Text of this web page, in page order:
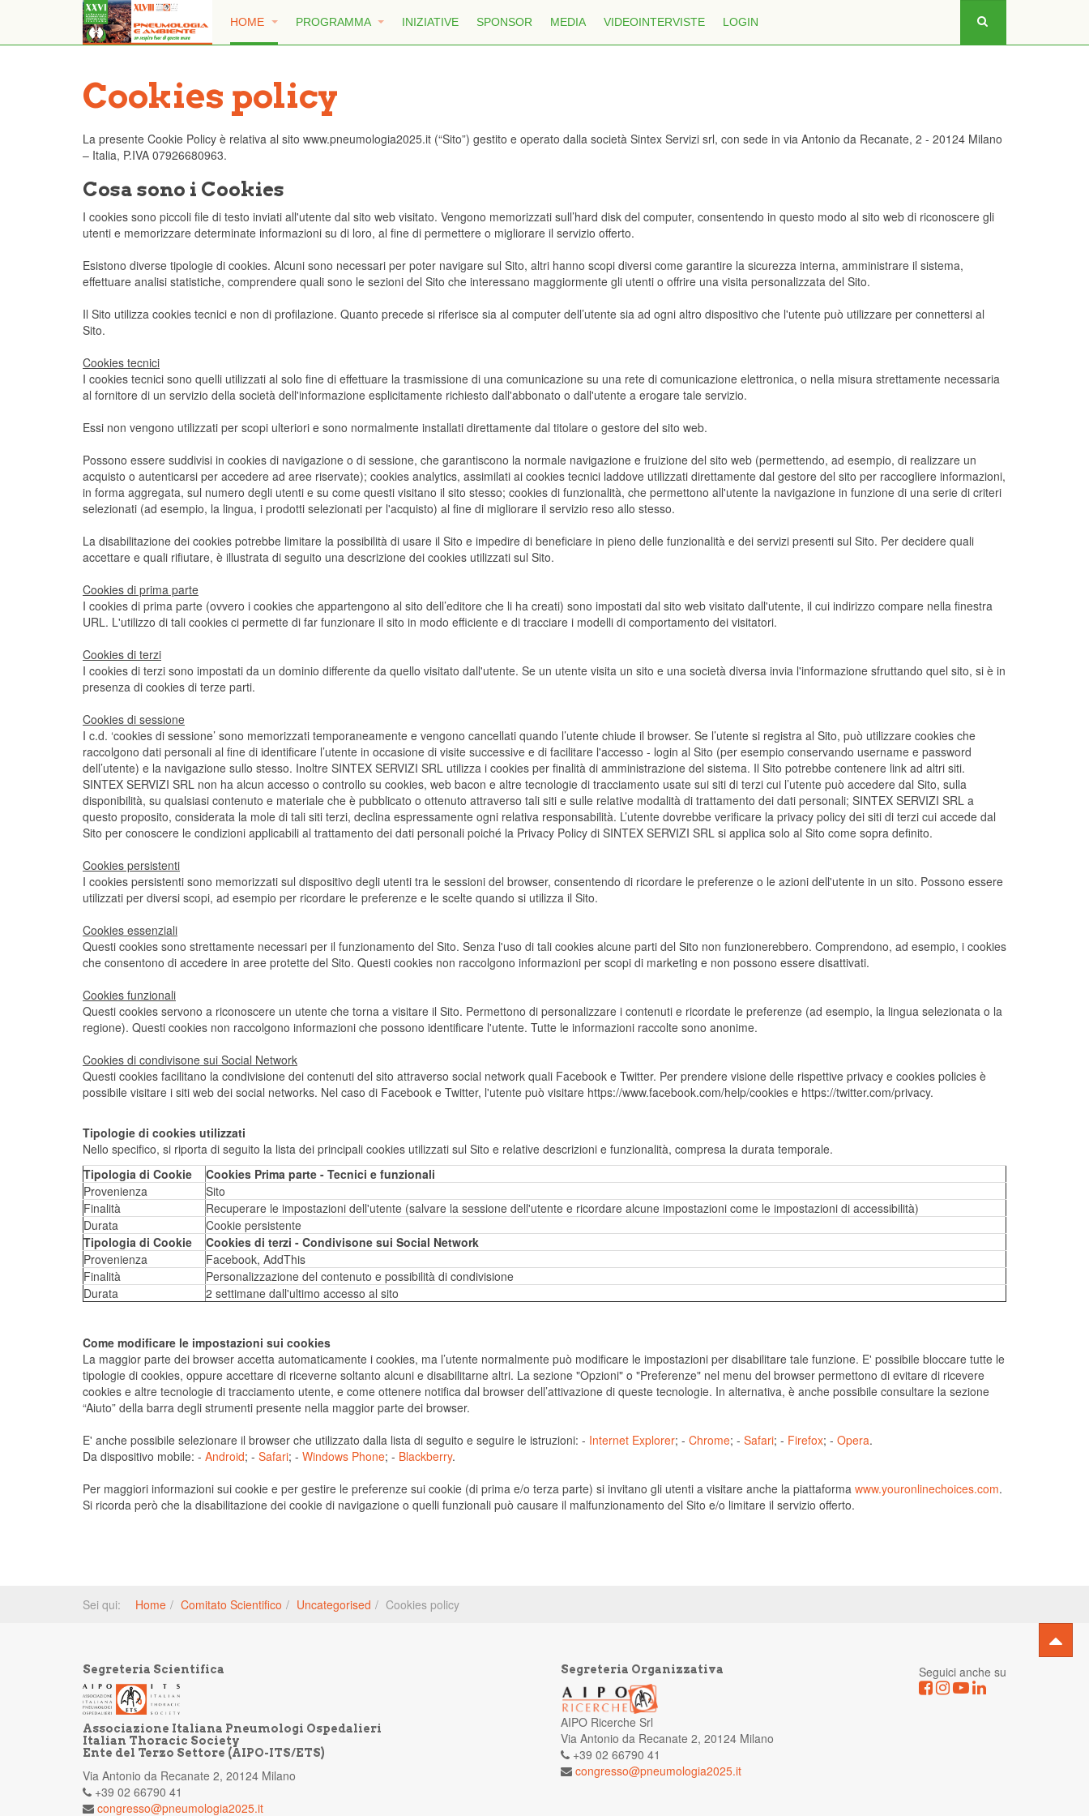
HOME PROGRAMMA INIZIATIVE SPONSOR MEDIA VIDEOINTERVISTE LOGIN
Cookies policy
La presente Cookie Policy è relativa al sito www.pneumologia2025.it (“Sito”) gestito e operato dalla società Sintex Servizi srl, con sede in via Antonio da Recanate, 2 - 20124 Milano
– Italia, P.IVA 07926680963.
Cosa sono i Cookies
I cookies sono piccoli file di testo inviati all'utente dal sito web visitato. Vengono memorizzati sull’hard disk del computer, consentendo in questo modo al sito web di riconoscere gli
utenti e memorizzare determinate informazioni su di loro, al fine di permettere o migliorare il servizio offerto.
Esistono diverse tipologie di cookies. Alcuni sono necessari per poter navigare sul Sito, altri hanno scopi diversi come garantire la sicurezza interna, amministrare il sistema,
effettuare analisi statistiche, comprendere quali sono le sezioni del Sito che interessano maggiormente gli utenti o offrire una visita personalizzata del Sito.
Il Sito utilizza cookies tecnici e non di profilazione. Quanto precede si riferisce sia al computer dell’utente sia ad ogni altro dispositivo che l'utente può utilizzare per connettersi al
Sito.
Cookies tecnici
I cookies tecnici sono quelli utilizzati al solo fine di effettuare la trasmissione di una comunicazione su una rete di comunicazione elettronica, o nella misura strettamente necessaria
al fornitore di un servizio della società dell'informazione esplicitamente richiesto dall'abbonato o dall'utente a erogare tale servizio.
Essi non vengono utilizzati per scopi ulteriori e sono normalmente installati direttamente dal titolare o gestore del sito web.
Possono essere suddivisi in cookies di navigazione o di sessione, che garantiscono la normale navigazione e fruizione del sito web (permettendo, ad esempio, di realizzare un
acquisto o autenticarsi per accedere ad aree riservate); cookies analytics, assimilati ai cookies tecnici laddove utilizzati direttamente dal gestore del sito per raccogliere informazioni,
in forma aggregata, sul numero degli utenti e su come questi visitano il sito stesso; cookies di funzionalità, che permettono all'utente la navigazione in funzione di una serie di criteri
selezionati (ad esempio, la lingua, i prodotti selezionati per l'acquisto) al fine di migliorare il servizio reso allo stesso.
La disabilitazione dei cookies potrebbe limitare la possibilità di usare il Sito e impedire di beneficiare in pieno delle funzionalità e dei servizi presenti sul Sito. Per decidere quali
accettare e quali rifiutare, è illustrata di seguito una descrizione dei cookies utilizzati sul Sito.
Cookies di prima parte
I cookies di prima parte (ovvero i cookies che appartengono al sito dell’editore che li ha creati) sono impostati dal sito web visitato dall'utente, il cui indirizzo compare nella finestra
URL. L'utilizzo di tali cookies ci permette di far funzionare il sito in modo efficiente e di tracciare i modelli di comportamento dei visitatori.
Cookies di terzi
I cookies di terzi sono impostati da un dominio differente da quello visitato dall'utente. Se un utente visita un sito e una società diversa invia l'informazione sfruttando quel sito, si è in
presenza di cookies di terze parti.
Cookies di sessione
I c.d. ‘cookies di sessione’ sono memorizzati temporaneamente e vengono cancellati quando l’utente chiude il browser. Se l’utente si registra al Sito, può utilizzare cookies che
raccolgono dati personali al fine di identificare l’utente in occasione di visite successive e di facilitare l'accesso - login al Sito (per esempio conservando username e password
dell’utente) e la navigazione sullo stesso. Inoltre SINTEX SERVIZI SRL utilizza i cookies per finalità di amministrazione del sistema. Il Sito potrebbe contenere link ad altri siti.
SINTEX SERVIZI SRL non ha alcun accesso o controllo su cookies, web bacon e altre tecnologie di tracciamento usate sui siti di terzi cui l’utente può accedere dal Sito, sulla
disponibilità, su qualsiasi contenuto e materiale che è pubblicato o ottenuto attraverso tali siti e sulle relative modalità di trattamento dei dati personali; SINTEX SERVIZI SRL a
questo proposito, considerata la mole di tali siti terzi, declina espressamente ogni relativa responsabilità. L’utente dovrebbe verificare la privacy policy dei siti di terzi cui accede dal
Sito per conoscere le condizioni applicabili al trattamento dei dati personali poiché la Privacy Policy di SINTEX SERVIZI SRL si applica solo al Sito come sopra definito.
Cookies persistenti
I cookies persistenti sono memorizzati sul dispositivo degli utenti tra le sessioni del browser, consentendo di ricordare le preferenze o le azioni dell'utente in un sito. Possono essere
utilizzati per diversi scopi, ad esempio per ricordare le preferenze e le scelte quando si utilizza il Sito.
Cookies essenziali
Questi cookies sono strettamente necessari per il funzionamento del Sito. Senza l'uso di tali cookies alcune parti del Sito non funzionerebbero. Comprendono, ad esempio, i cookies
che consentono di accedere in aree protette del Sito. Questi cookies non raccolgono informazioni per scopi di marketing e non possono essere disattivati.
Cookies funzionali
Questi cookies servono a riconoscere un utente che torna a visitare il Sito. Permettono di personalizzare i contenuti e ricordate le preferenze (ad esempio, la lingua selezionata o la
regione). Questi cookies non raccolgono informazioni che possono identificare l'utente. Tutte le informazioni raccolte sono anonime.
Cookies di condivisone sui Social Network
Questi cookies facilitano la condivisione dei contenuti del sito attraverso social network quali Facebook e Twitter. Per prendere visione delle rispettive privacy e cookies policies è
possibile visitare i siti web dei social networks. Nel caso di Facebook e Twitter, l'utente può visitare https://www.facebook.com/help/cookies e https://twitter.com/privacy.
Tipologie di cookies utilizzati
Nello specifico, si riporta di seguito la lista dei principali cookies utilizzati sul Sito e relative descrizioni e funzionalità, compresa la durata temporale.
Tipologia di Cookie
Cookies Prima parte - Tecnici e funzionali
Provenienza
Sito
Finalità
Recuperare le impostazioni dell'utente (salvare la sessione dell'utente e ricordare alcune impostazioni come le impostazioni di accessibilità)
Durata
Cookie persistente
Tipologia di Cookie
Cookies di terzi - Condivisone sui Social Network
Provenienza
Facebook, AddThis
Finalità
Personalizzazione del contenuto e possibilità di condivisione
Durata
2 settimane dall'ultimo accesso al sito
Come modificare le impostazioni sui cookies
La maggior parte dei browser accetta automaticamente i cookies, ma l’utente normalmente può modificare le impostazioni per disabilitare tale funzione. E' possibile bloccare tutte le
tipologie di cookies, oppure accettare di riceverne soltanto alcuni e disabilitarne altri. La sezione "Opzioni" o "Preferenze" nel menu del browser permettono di evitare di ricevere
cookies e altre tecnologie di tracciamento utente, e come ottenere notifica dal browser dell’attivazione di queste tecnologie. In alternativa, è anche possibile consultare la sezione
“Aiuto” della barra degli strumenti presente nella maggior parte dei browser.
E' anche possibile selezionare il browser che utilizzato dalla lista di seguito e seguire le istruzioni: - Internet Explorer; - Chrome; - Safari; - Firefox; - Opera.
Da dispositivo mobile: - Android; - Safari; - Windows Phone; - Blackberry.
Per maggiori informazioni sui cookie e per gestire le preferenze sui cookie (di prima e/o terza parte) si invitano gli utenti a visitare anche la piattaforma www.youronlinechoices.com.
Si ricorda però che la disabilitazione dei cookie di navigazione o quelli funzionali può causare il malfunzionamento del Sito e/o limitare il servizio offerto.
Sei qui: Home Comitato Scientifico Uncategorised Cookies policy
Segreteria Scientifica
Associazione Italiana Pneumologi Ospedalieri
Italian Thoracic Society
Ente del Terzo Settore (AIPO-ITS/ETS)
Via Antonio da Recanate 2, 20124 Milano
+39 02 66790 41
congresso@pneumologia2025.it
Seguici anche su
Segreteria Organizzativa
AIPO Ricerche Srl
Via Antonio da Recanate 2, 20124 Milano
+39 02 66790 41
congresso@pneumologia2025.it